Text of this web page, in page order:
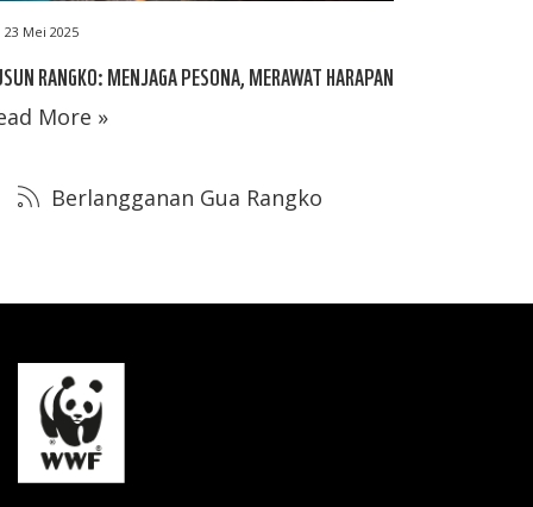
23 Mei 2025
RANGKO: MENJAGA PESONA, MERAWAT HARAPAN
More »
Berlangganan Gua Rangko